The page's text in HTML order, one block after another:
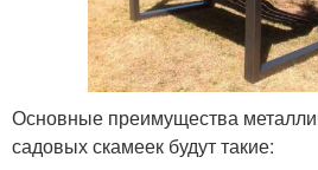
Основные преимущества
садовых скамеек будут такие: